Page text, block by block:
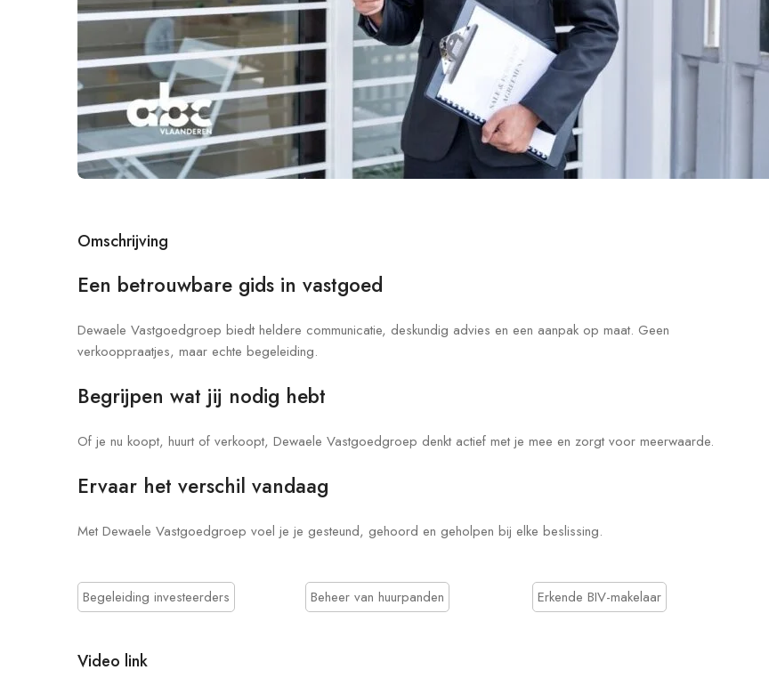
Omschrijving
Een betrouwbare gids in vastgoed
Dewaele Vastgoedgroep biedt heldere communicatie, deskundig advies en een aanpak op maat. Geen
verkooppraatjes, maar echte begeleiding.
Begrijpen wat jij nodig hebt
Of je nu koopt, huurt of verkoopt, Dewaele Vastgoedgroep denkt actief met je mee en zorgt voor meerwaarde.
Ervaar het verschil vandaag
Met Dewaele Vastgoedgroep voel je je gesteund, gehoord en geholpen bij elke beslissing.
Begeleiding investeerders Beheer van huurpanden Erkende BIV-makelaar
Video link